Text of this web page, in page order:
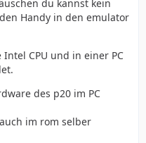
du kannst kein
Handy in den emulator
CPU und in einer PC
des p20 im PC
im rom selber